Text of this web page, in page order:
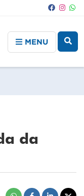
MENU
da